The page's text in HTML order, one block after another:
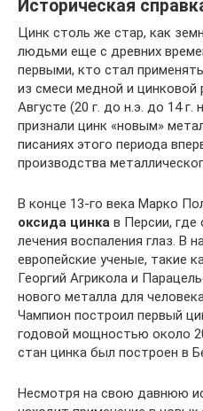
Историческая
Цинк столь же стар, как
людьми еще с древних
первыми, кто стал
из смеси медной и цинковой
Августе (20 г. до н.э. до 14 г.
признали цинк «новым»
писаниях этого периода
производства
В конце 13-го века Марко
оксида цинка в Персии, где
лечения воспаления глаз. В
европейские ученые, такие
Георгий Агрикола и
нового металла для
Чампион построил первый
годовой мощностью около
стан цинка был построен в
Несмотря на свою давнюю